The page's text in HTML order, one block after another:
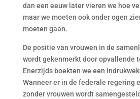
dan een eeuw later vieren we hoe
maar we moeten ook onder ogen
moeten gaan.
De positie van vrouwen in de
wordt gekenmerkt door opvallende
Enerzijds boekten we een
Wanneer er in de federale regering
zonder vrouwen wordt